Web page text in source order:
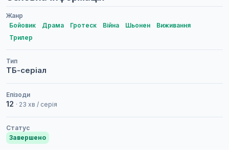
Жанр
Бойовик
Драма Гротеск Війна Шьонен
Виживання
Трилер
Тип
ТБ-серіал
Епізоди
12 · 23 хв / серія
Статус
Завершено